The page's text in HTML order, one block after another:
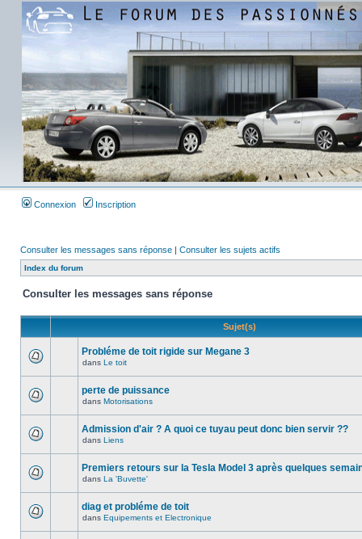
Connexion Inscription
Consulter les messages sans réponse | Consulter les sujets actifs
Index du forum
Consulter les messages sans réponse
Sujet(s)
Probléme de toit rigide sur Megane 3
dans Le toit
perte de puissance
dans Motorisations
Admission d'air ? A quoi ce tuyau peut donc bien servir ??
dans Liens
Premiers retours sur la Tesla Model 3 après quelques
dans La 'Buvette'
diag et probléme de toit
dans Equipements et Electronique